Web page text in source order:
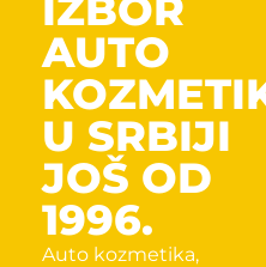
AUTO
U SRBIJI
JOŠ OD
1996.
Auto kozmetika,